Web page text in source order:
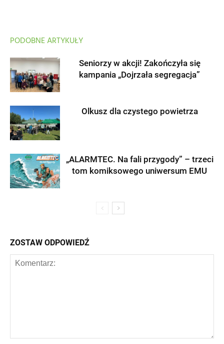
PODOBNE ARTYKUŁY
Seniorzy w akcji! Zakończyła się
kampania „Dojrzała segregacja”
Olkusz dla czystego powietrza
„ALARMTEC. Na fali przygody” – trzeci
tom komiksowego uniwersum EMU
ZOSTAW ODPOWIEDŹ